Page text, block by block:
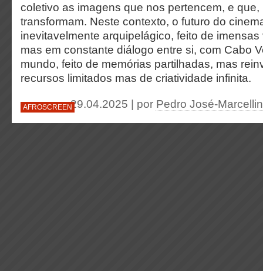
coletivo as imagens que nos pertencem, e
transformam. Neste contexto, o futuro do
inevitavelmente arquipelágico, feito de
mas em constante diálogo entre si, com Cabo
mundo, feito de memórias partilhadas, mas
recursos limitados mas de criatividade infinita.
AFROSCREEN29.04.2025 | por Pedro José-